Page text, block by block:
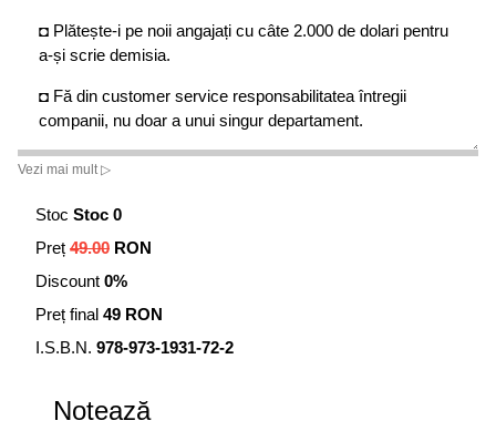
◘ Plătește-i pe noii angajați cu câte 2.000 de dolari pentru
a-și scrie demisia.
◘ Fă din customer service responsabilitatea întregii
companii, nu doar a unui singur departament.
◘ Concentrează-te asupra culturii organizaționale și
◘ Folosește-te de rezultatele cercetărilor din știința fericirii
în administrarea afacerii tale.
◘ Ajută-i pe angajați să se dezvolte atât pe plan personal,
cât și pe plan profesional.
◘ Caută să schimbi lumea.
◘ A, da, și încearcă să faci cât mai mulți bani.
Vezi mai mult ▷
Stoc Stoc 0
Preț 49.00 RON
Discount 0%
Preț final 49 RON
I.S.B.N. 978-973-1931-72-2
Notează